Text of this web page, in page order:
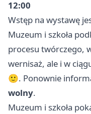
12:00
Wstęp na wystawę
Muzeum i szkoła
procesu twórczego,
wernisaż, ale i w
🙂. Ponownie
wolny.
Muzeum i szkoła